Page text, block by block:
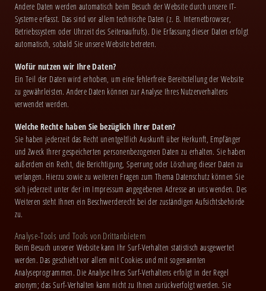
Andere Daten werden automatisch beim Besuch der Website durch unsere IT-
Systeme erfasst. Das sind vor allem technische Daten (z. B. Internetbrowser,
Betriebssystem oder Uhrzeit des Seitenaufrufs). Die Erfassung dieser Daten erfolgt
automatisch, sobald Sie unsere Website betreten.
Wofür nutzen wir Ihre Daten?
Ein Teil der Daten wird erhoben, um eine fehlerfreie Bereitstellung der Website
zu gewährleisten. Andere Daten können zur Analyse Ihres Nutzerverhaltens
verwendet werden.
Welche Rechte haben Sie bezüglich Ihrer Daten?
Sie haben jederzeit das Recht unentgeltlich Auskunft über Herkunft, Empfänger
und Zweck Ihrer gespeicherten personenbezogenen Daten zu erhalten. Sie haben
außerdem ein Recht, die Berichtigung, Sperrung oder Löschung dieser Daten zu
verlangen. Hierzu sowie zu weiteren Fragen zum Thema Datenschutz können Sie
sich jederzeit unter der im Impressum angegebenen Adresse an uns wenden. Des
Weiteren steht Ihnen ein Beschwerderecht bei der zuständigen Aufsichtsbehörde
zu.
Analyse-Tools und Tools von Drittanbietern
Beim Besuch unserer Website kann Ihr Surf-Verhalten statistisch ausgewertet
werden. Das geschieht vor allem mit Cookies und mit sogenannten
Analyseprogrammen. Die Analyse Ihres Surf-Verhaltens erfolgt in der Regel
anonym; das Surf-Verhalten kann nicht zu Ihnen zurückverfolgt werden. Sie